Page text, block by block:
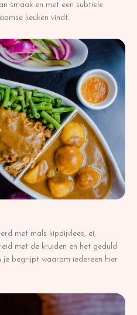
smaak en met een subtiele
keuken vindt.
met mals kipdijvlees, ei,
met de kruiden en het geduld
begrijpt waarom iedereen hier